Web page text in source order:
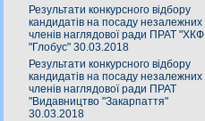
Результати конкурсного відбору
кандидатів на посаду незалежних
членів наглядової ради ПРАТ "ХКФ
"Глобус" 30.03.2018
Результати конкурсного відбору
кандидатів на посаду незалежних
членів наглядової ради ПРАТ
"Видавництво "Закарпаття"
30.03.2018